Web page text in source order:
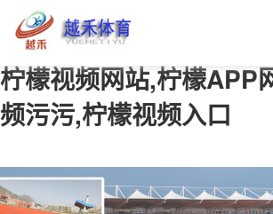
柠檬视频网站,柠檬APP
频污污,柠檬视频入口